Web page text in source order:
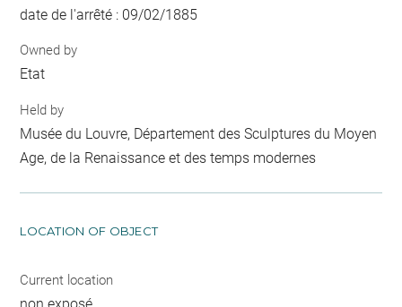
date de l'arrêté : 09/02/1885
Owned by
Etat
Held by
Musée du Louvre, Département des Sculptures du Moyen
Age, de la Renaissance et des temps modernes
LOCATION OF OBJECT
Current location
non exposé